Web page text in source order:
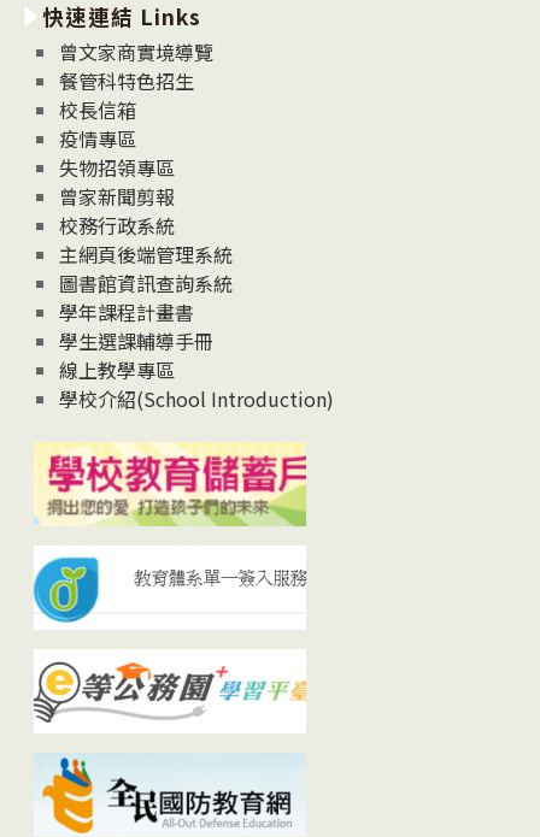
消
息
News
快速連結 Links
曾文家商實境導覽
餐管科特色招生
校長信箱
疫情專區
失物招領專區
曾家新聞剪報
校務行政系統
主網頁後端管理系統
圖書館資訊查詢系統
學年課程計畫書
學生選課輔導手冊
線上教學專區
學校介紹(School Introduction)